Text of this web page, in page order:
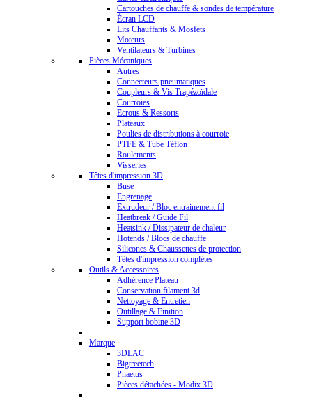
Cartouches de chauffe & sondes de température
Écran LCD
Lits Chauffants & Mosfets
Moteurs
Ventilateurs & Turbines
Pièces Mécaniques
Autres
Connecteurs pneumatiques
Coupleurs & Vis Trapézoïdale
Courroies
Ecrous & Ressorts
Plateaux
Poulies de distributions à courroie
PTFE & Tube Téflon
Roulements
Visseries
Têtes d'impression 3D
Buse
Engrenage
Extrudeur / Bloc entrainement fil
Heatbreak / Guide Fil
Heatsink / Dissipateur de chaleur
Hotends / Blocs de chauffe
Silicones & Chaussettes de protection
Têtes d'impression complètes
Outils & Accessoires
Adhérence Plateau
Conservation filament 3d
Nettoyage & Entretien
Outillage & Finition
Support bobine 3D
Marque
3DLAC
Bigtreetech
Phaetus
Pièces détachées - Modix 3D